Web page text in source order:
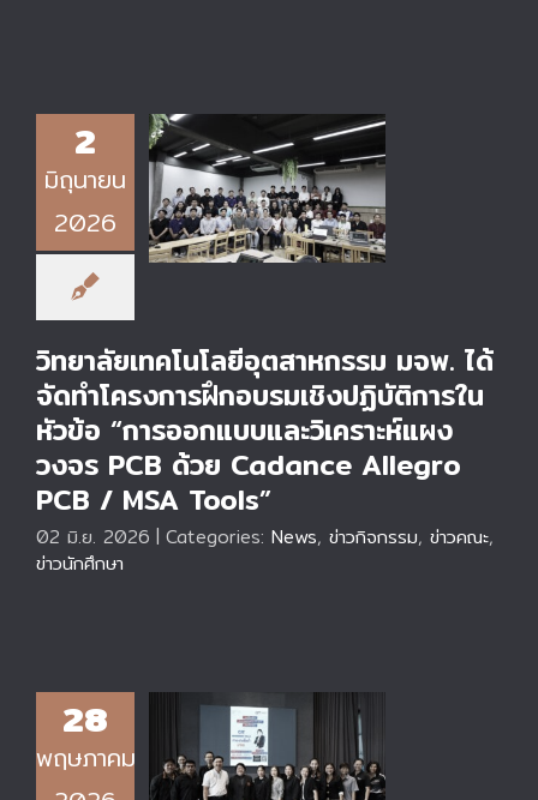
2
มิถุนายน
2026
วิทยาลัยเทคโนโลยี
อุตสาหกรรม มจพ. ได้
จัดทำโครงการฝึก
อบรมเชิงปฏิบัติการใน
หัวข้อ “การออกแบบ
และวิเคราะห์แผงวงจร
PCB ด้วย Cadance
วิทยาลัยเทคโนโลยีอุตสาหกรรม มจพ. ได้
จัดทำโครงการฝึกอบรมเชิงปฏิบัติการใน
หัวข้อ “การออกแบบและวิเคราะห์แผง
วงจร PCB ด้วย Cadance Allegro
PCB / MSA Tools”
02 มิ.ย. 2026 | Categories: News, ข่าวกิจกรรม, ข่าวคณะ,
ข่าวนักศึกษา
28
พฤษภาคม
วิทยาลัยเทคโนโลยี
อุตสาหกรรม
มหาวิทยาลัยเทคโนโลยี
พระจอมเกล้า